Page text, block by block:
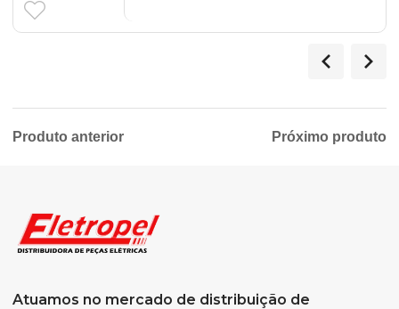
Produto anterior Próximo produto
Atuamos no mercado de distribuição de